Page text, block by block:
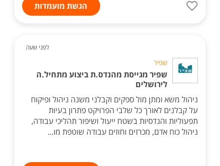
הגשת מועמדות
לפני שעה
שפיר
שפיר מגייסת מהנדס.ת ביצוע מתחיל.ה
לירושלים
ניהול משא ומתן מול ספקים וקבלני משנה ניהול ופיקוח
על קבלנים לאורך כל שלבי הפרויקט פתרון בעיות
תפעוליות והנדסיות בשטח ייעול ושיפור תהליכי עבודה,
ניהול כוח אדם, מכרזים וחוזים עבודה שוטפת מו...